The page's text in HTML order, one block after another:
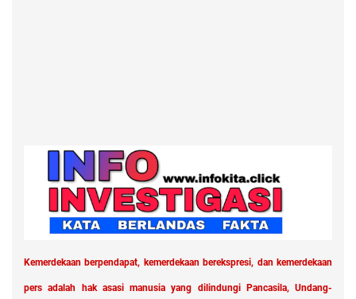
Kemerdekaan berpendapat, kemerdekaan berekspresi, dan kemerdekaan
pers adalah hak asasi manusia yang dilindungi Pancasila, Undang-